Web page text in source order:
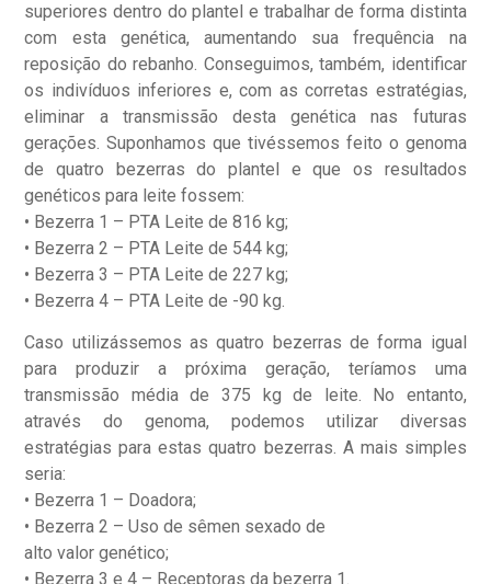
superiores dentro do plantel e trabalhar de forma distinta
com esta genética, aumentando sua frequência na
reposição do rebanho. Conseguimos, também, identificar
os indivíduos inferiores e, com as corretas estratégias,
eliminar a transmissão desta genética nas futuras
gerações. Suponhamos que tivéssemos feito o genoma
de quatro bezerras do plantel e que os resultados
genéticos para leite fossem:
• Bezerra 1 – PTA Leite de 816 kg;
• Bezerra 2 – PTA Leite de 544 kg;
• Bezerra 3 – PTA Leite de 227 kg;
• Bezerra 4 – PTA Leite de -90 kg.
Caso utilizássemos as quatro bezerras de forma igual
para produzir a próxima geração, teríamos uma
transmissão média de 375 kg de leite. No entanto,
através do genoma, podemos utilizar diversas
estratégias para estas quatro bezerras. A mais simples
seria:
• Bezerra 1 – Doadora;
• Bezerra 2 – Uso de sêmen sexado de
alto valor genético;
• Bezerra 3 e 4 – Receptoras da bezerra 1.